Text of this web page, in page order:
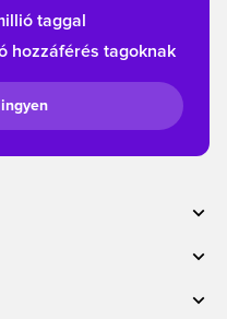
taggal
hozzáférés tagoknak